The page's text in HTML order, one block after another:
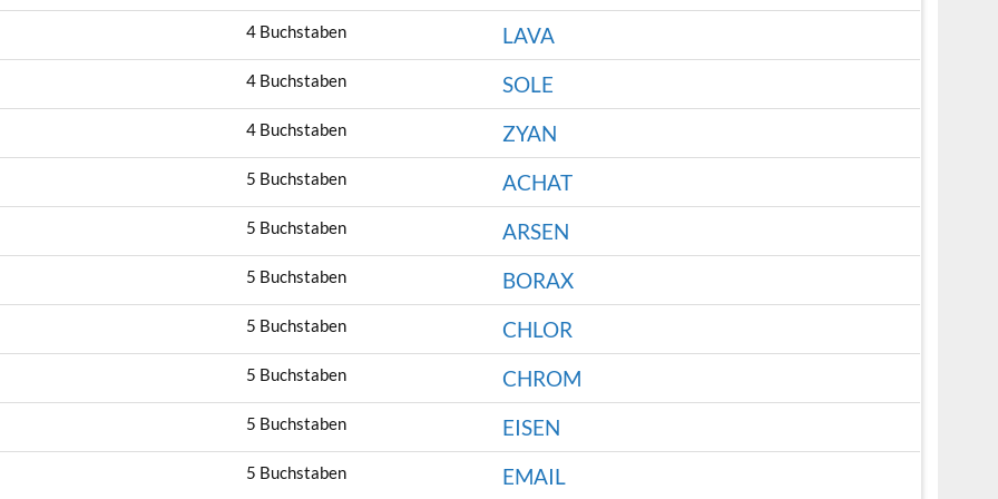
4 Buchstaben LAVA
4 Buchstaben SOLE
4 Buchstaben ZYAN
5 Buchstaben ACHAT
5 Buchstaben ARSEN
5 Buchstaben BORAX
5 Buchstaben CHLOR
5 Buchstaben CHROM
5 Buchstaben EISEN
5 Buchstaben EMAIL